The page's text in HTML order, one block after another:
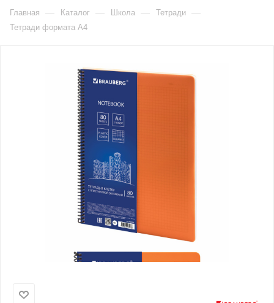
Главная — Каталог — Школа — Тетради —
Тетради формата А4